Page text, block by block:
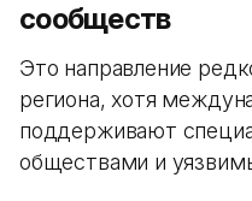
сообществ
Это направление
региона, хотя
поддерживают
обществами и